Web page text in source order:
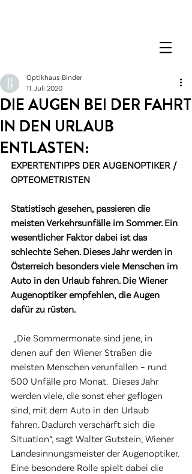
DIE AUGEN BEI DER FAHRT
IN DEN URLAUB
ENTLASTEN:
Optikhaus Binder
11. Juli 2020
EXPERTENTIPPS DER AUGENOPTIKER /
OPTEOMETRISTEN
Statistisch gesehen, passieren die
meisten Verkehrsunfälle im Sommer. Ein
wesentlicher Faktor dabei ist das
schlechte Sehen. Dieses Jahr werden in
Österreich besonders viele Menschen im
Auto in den Urlaub fahren. Die Wiener
Augenoptiker empfehlen, die Augen
dafür zu rüsten.
denen auf den Wiener Straßen die
meisten Menschen verunfallen – rund
500 Unfälle pro Monat.  Dieses Jahr
werden viele, die sonst eher geflogen
sind, mit dem Auto in den Urlaub
fahren. Dadurch verschärft sich die
Situation“, sagt Walter Gutstein, Wiener
Landesinnungsmeister der Augenoptiker.
Eine besondere Rolle spielt dabei die